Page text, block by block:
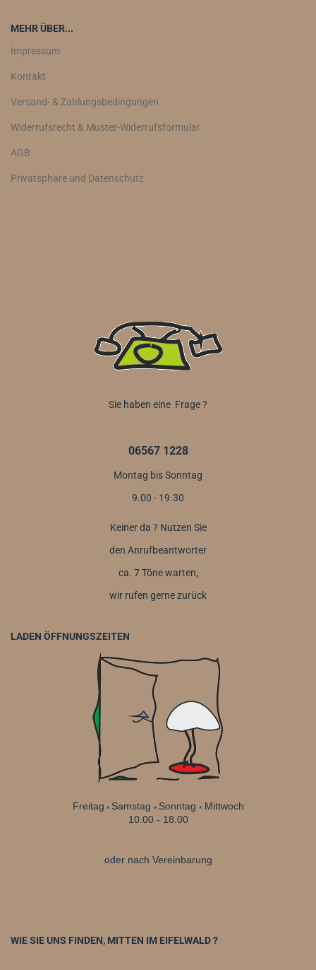
MEHR ÜBER...
Impressum
Kontakt
Versand- & Zahlungsbedingungen
Widerrufsrecht & Muster-Widerrufsformular
AGB
Privatsphäre und Datenschutz
Sie haben eine Frage ?
06567 1228
Montag bis Sonntag
9.00 - 19.30
Keiner da ? Nutzen Sie
den Anrufbeantworter
ca. 7 Töne warten,
wir rufen gerne zurück
LADEN ÖFFNUNGSZEITEN
Freitag * Samstag * Sonntag *Mittwoch
10.00 - 18.00
oder nach Vereinbarung
WIE SIE UNS FINDEN, MITTEN IM EIFELWALD ?